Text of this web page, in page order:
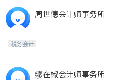
周世德会计师事务所
税务会计
缪在椒会计师事务所